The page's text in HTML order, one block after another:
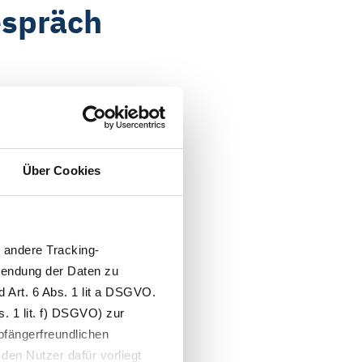
Über Cookies
Tracking-
der Daten zu
Art. 6 Abs. 1 lit a DSGVO.
1 lit. f) DSGVO) zur
Nutzer dafür vorliegt
Anschnallpflicht für
wohl aber das
zur Abschaffung
für
und Nichtbeachtung